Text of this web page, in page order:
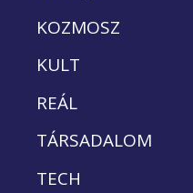
KOZMOSZ
KULT
REÁL
TÁRSADALOM
TECH